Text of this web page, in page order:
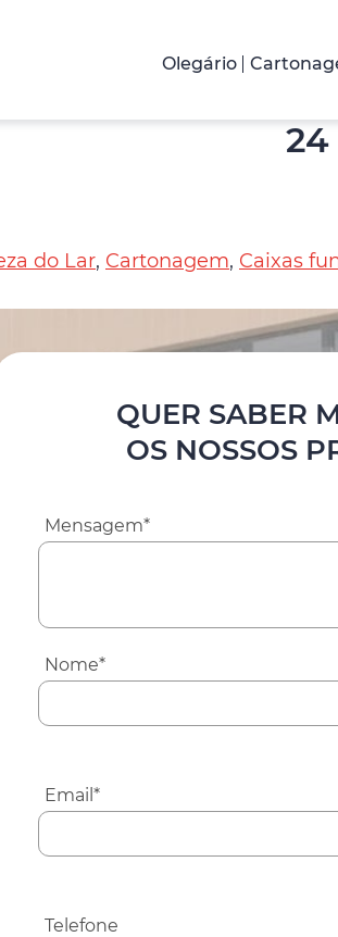
Olegário
24
do Lar, Cartonagem, Caixas
QUER SABER
OS NOSSOS
Mensagem*
Nome*
Email*
Telefone